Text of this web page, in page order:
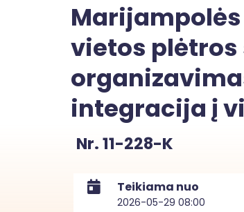
vietos
integracija į
Nr. 11-228-K
Teikiama nuo
2026-05-29 08:00